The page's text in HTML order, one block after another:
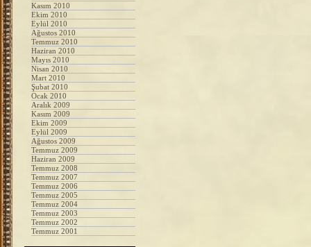
Kasım 2010
Ekim 2010
Eylül 2010
Ağustos 2010
Temmuz 2010
Haziran 2010
Mayıs 2010
Nisan 2010
Mart 2010
Şubat 2010
Ocak 2010
Aralık 2009
Kasım 2009
Ekim 2009
Eylül 2009
Ağustos 2009
Temmuz 2009
Haziran 2009
Temmuz 2008
Temmuz 2007
Temmuz 2006
Temmuz 2005
Temmuz 2004
Temmuz 2003
Temmuz 2002
Temmuz 2001